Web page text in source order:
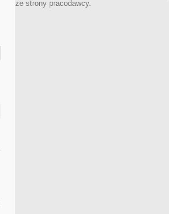
ze strony pracodawcy.